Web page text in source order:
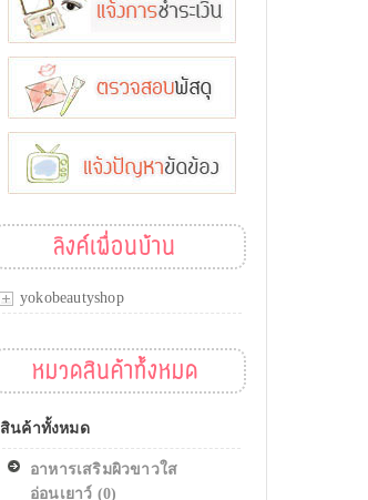
ลิงค์เพื่อนบ้าน
yokobeautyshop
หมวดสินค้าทั้งหมด
สินค้าทั้งหมด
อาหารเสริมผิวขาวใส
อ่อนเยาว์ (0)